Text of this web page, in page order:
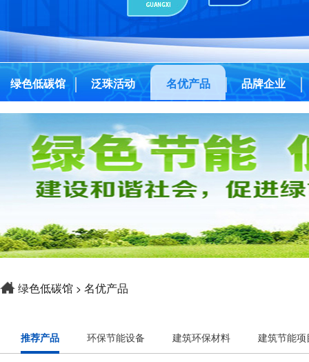
绿色低碳馆 泛珠活动 名优产品 品牌企业
绿色低碳馆 > 名优产品
推荐产品 环保节能设备 建筑环保材料 建筑节能项